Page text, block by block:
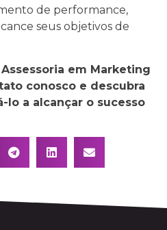
de performance,
seus objetivos de
em Marketing
conosco e descubra
lo a alcançar o sucesso